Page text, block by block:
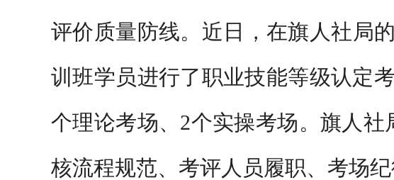
评价质量防线。近日，在旗人社局
训班学员进行了职业技能等级认定
个理论考场、2个实操考场。旗人
核流程规范、考评人员履职、考场